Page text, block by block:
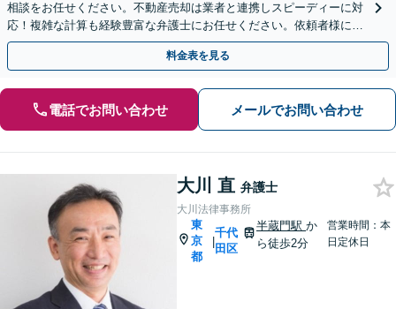
相談をお任せください。不動産売却は業者と連携しスピーディーに対
応！複雑な計算も経験豊富な弁護士にお任せください。依頼者様に寄
り添い最善を尽くします。【分割・後払い対応可】
料金表を見る
電話でお問い合わせ メールでお問い合わせ
大川 直 弁護士
大川法律事務所
東
京
都
|
千代
田区
半蔵門駅か
ら徒歩2分
営業時間：本
日定休日